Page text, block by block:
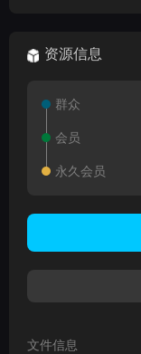
资源信息
群众
会员
永久会员
文件信息